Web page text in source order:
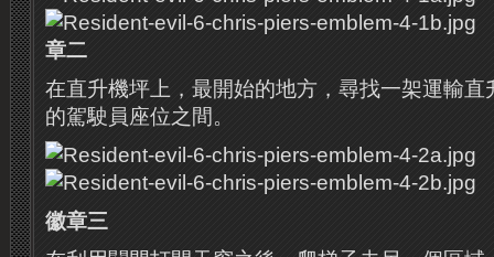
章二
在直升機坪上，最開始的地方，尋找一架運輸直
的駕駛員座位之間。
徽章三